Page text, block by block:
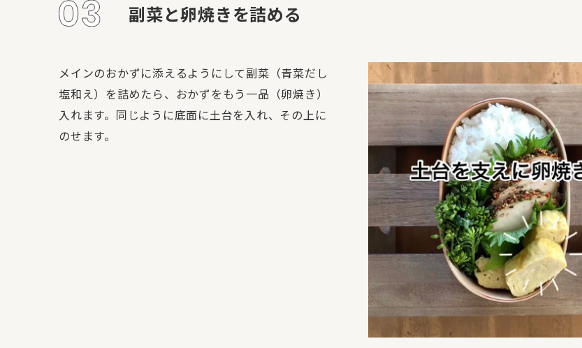
副菜と卵焼きを詰める
メインのおかずに添えるようにして副菜（青菜だし
塩和え）を詰めたら、おかずをもう一品（卵焼き）
入れます。同じように底面に土台を入れ、その上に
のせます。